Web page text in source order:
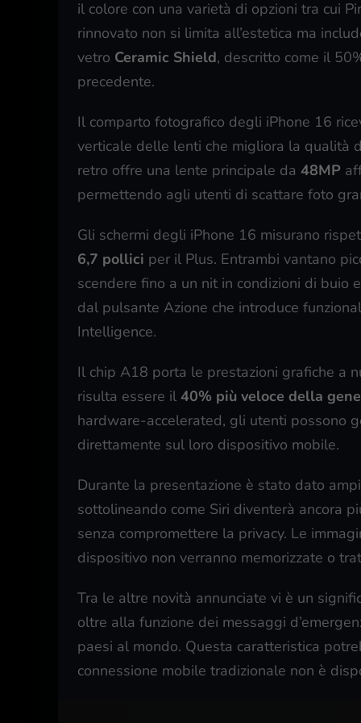
il colore con una varietà di opzioni tra cui
rinnovato non si limita all’estetica ma
vetro Ceramic Shield, descritto come il
precedente.
Il comparto fotografico degli iPhone 16
verticale delle lenti che migliora la qualità
retro offre una lente principale da 48MP
permettendo agli utenti di scattare foto
Gli schermi degli iPhone 16 misurano
6,7 pollici per il Plus. Entrambi vantano
scendere fino a un nit in condizioni di buio
dal pulsante Azione che introduce
Intelligence.
Il chip A18 porta le prestazioni grafiche a
risulta essere il 40% più veloce della
hardware-accelerated, gli utenti possono
direttamente sul loro dispositivo mobile.
Durante la presentazione è stato dato
sottolineando come Siri diventerà ancora
senza compromettere la privacy. Le
dispositivo non verranno memorizzate o
Tra le altre novità annunciate vi è un
oltre alla funzione dei messaggi
paesi al mondo. Questa caratteristica
connessione mobile tradizionale non è